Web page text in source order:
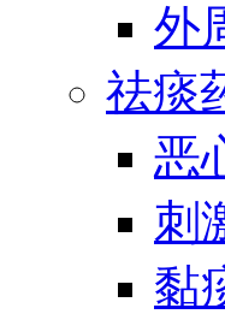
外
祛痰
恶
刺
黏